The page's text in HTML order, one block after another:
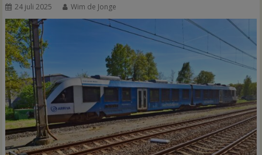
24 juli 2025 Wim de Jonge